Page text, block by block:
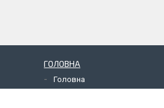
ГОЛОВНА
Головна